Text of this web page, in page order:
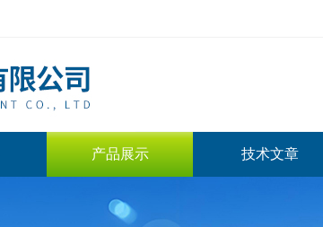
产品展示 技术文章